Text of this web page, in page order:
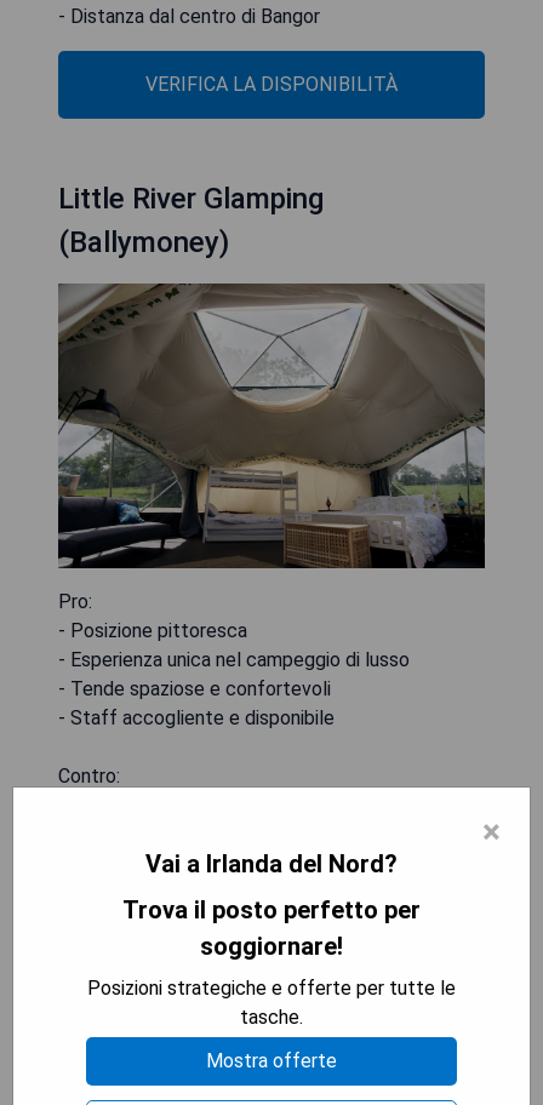
- Distanza dal centro di Bangor
VERIFICA LA DISPONIBILITÀ
Little River Glamping
(Ballymoney)
Pro:
- Posizione pittoresca
- Esperienza unica nel campeggio di lusso
- Tende spaziose e confortevoli
- Staff accogliente e disponibile
Contro:
VERIFICA LA DISPONIBILITÀ
The Merchant Hotel
×
Vai a Irlanda del Nord?
Trova il posto perfetto per
soggiornare!
Posizioni strategiche e offerte per tutte le
tasche.
Mostra offerte